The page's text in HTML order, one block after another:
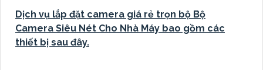
Dịch vụ lắp đặt camera giá rẻ trọn bộ Bộ
Camera Siêu Nét Cho Nhà Máy bao gồm các
thiết bị sau đây.